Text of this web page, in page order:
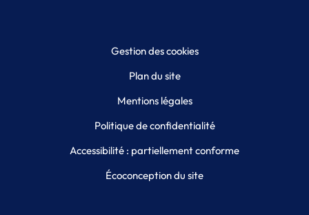
Gestion des cookies
Plan du site
Mentions légales
Politique de confidentialité
Accessibilité : partiellement conforme
Écoconception du site